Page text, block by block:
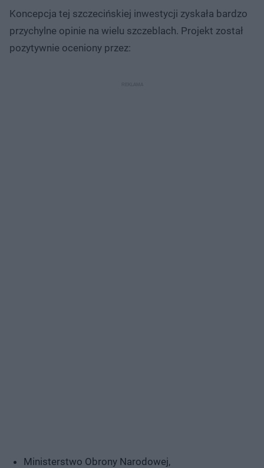
Koncepcja tej szczecińskiej inwestycji zyskała bardzo
przychylne opinie na wielu szczeblach. Projekt został
pozytywnie oceniony przez:
Ministerstwo Obrony Narodowej,